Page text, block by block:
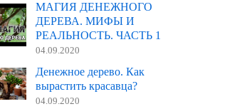
МАГИЯ ДЕНЕЖНОГО
ДЕРЕВА. МИФЫ И
РЕАЛЬНОСТЬ. ЧАСТЬ 1
04.09.2020
Денежное дерево. Как
вырастить красавца?
04.09.2020